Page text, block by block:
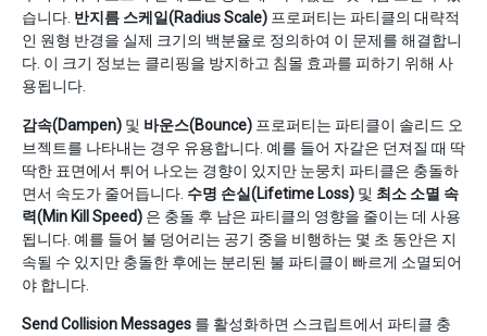
습니다. 반지름 스케일(Radius Scale) 프로퍼티는 파티클의 대략적
인 원형 반경을 실제 크기의 백분율로 정의하여 이 문제를 해결합니
다. 이 크기 정보는 클리핑을 방지하고 침몰 효과를 피하기 위해 사
용됩니다.
감속(Dampen) 및 바운스(Bounce) 프로퍼티는 파티클이 솔리드 오
브젝트를 나타내는 경우 유용합니다. 예를 들어 자갈은 던져질 때 딱
딱한 표면에서 튀어 나오는 경향이 있지만 눈뭉치 파티클은 충돌하
면서 속도가 줄어듭니다. 수명 손실(Lifetime Loss) 및 최소 소멸 속
력(Min Kill Speed) 은 충돌 후 남은 파티클의 영향을 줄이는 데 사용
됩니다. 예를 들어 불 덩어리는 공기 중을 비행하는 몇 초 동안은 지
속될 수 있지만 충돌한 후에는 분리된 불 파티클이 빠르게 소멸되어
야 합니다.
Send Collision Messages 를 활성화하면 스크립트에서 파티클 충